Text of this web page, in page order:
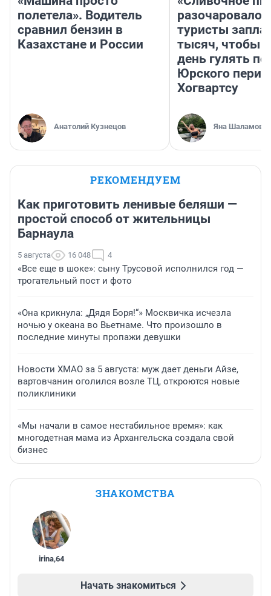
полетела». Водитель
сравнил бензин в
Казахстане и России
Анатолий Кузнецов
разочаровало»:
туристы
тысяч, чтобы
день гулять по
Юрского
Хогвартсу
Яна Шаламова
РЕКОМЕНДУЕМ
Как приготовить ленивые беляши —
простой способ от жительницы
Барнаула
5 августа 16 048 4
«Все еще в шоке»: сыну Трусовой исполнился год —
трогательный пост и фото
«Она крикнула: „Дядя Боря!“» Москвичка исчезла
ночью у океана во Вьетнаме. Что произошло в
последние минуты пропажи девушки
Новости ХМАО за 5 августа: муж дает деньги Айзе,
вартовчанин оголился возле ТЦ, откроются новые
поликлиники
«Мы начали в самое нестабильное время»: как
многодетная мама из Архангельска создала свой
бизнес
ЗНАКОМСТВА
irina,64
Начать знакомиться